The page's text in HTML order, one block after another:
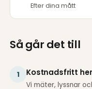
Efter dina mått
Så går det till
1 Kostnadsfritt
Vi mäter, lyssnar